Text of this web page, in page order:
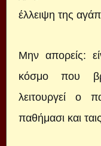
έλλειψη της
Μην απορείς:
κόσμο που
λειτουργεί ο
παθήμασι και